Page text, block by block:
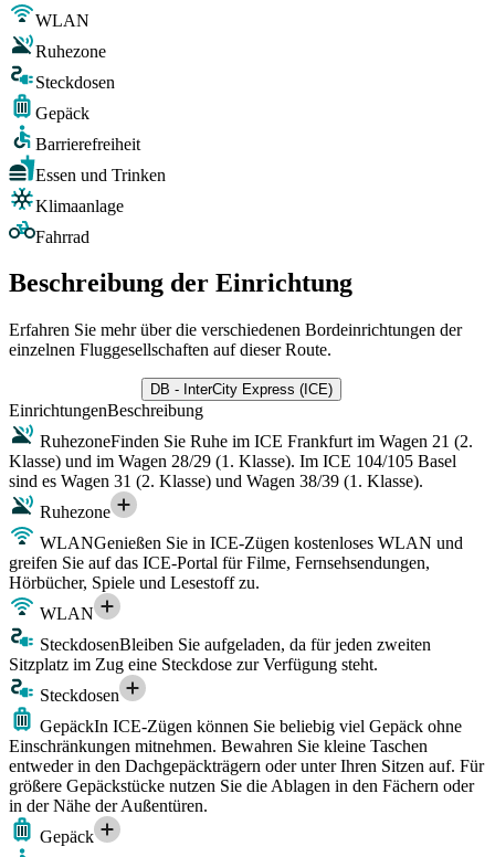
WLAN
Ruhezone
Steckdosen
Gepäck
Barrierefreiheit
Essen und Trinken
Klimaanlage
Fahrrad
Beschreibung der Einrichtung
Erfahren Sie mehr über die verschiedenen Bordeinrichtungen der
einzelnen Fluggesellschaften auf dieser Route.
DB - InterCity Express (ICE)
EinrichtungenBeschreibung
RuhezoneFinden Sie Ruhe im ICE Frankfurt im Wagen 21 (2.
Klasse) und im Wagen 28/29 (1. Klasse). Im ICE 104/105 Basel
sind es Wagen 31 (2. Klasse) und Wagen 38/39 (1. Klasse).
Ruhezone
WLANGenießen Sie in ICE-Zügen kostenloses WLAN und
greifen Sie auf das ICE-Portal für Filme, Fernsehsendungen,
Hörbücher, Spiele und Lesestoff zu.
WLAN
SteckdosenBleiben Sie aufgeladen, da für jeden zweiten
Sitzplatz im Zug eine Steckdose zur Verfügung steht.
Steckdosen
GepäckIn ICE-Zügen können Sie beliebig viel Gepäck ohne
Einschränkungen mitnehmen. Bewahren Sie kleine Taschen
entweder in den Dachgepäckträgern oder unter Ihren Sitzen auf. Für
größere Gepäckstücke nutzen Sie die Ablagen in den Fächern oder
in der Nähe der Außentüren.
Gepäck